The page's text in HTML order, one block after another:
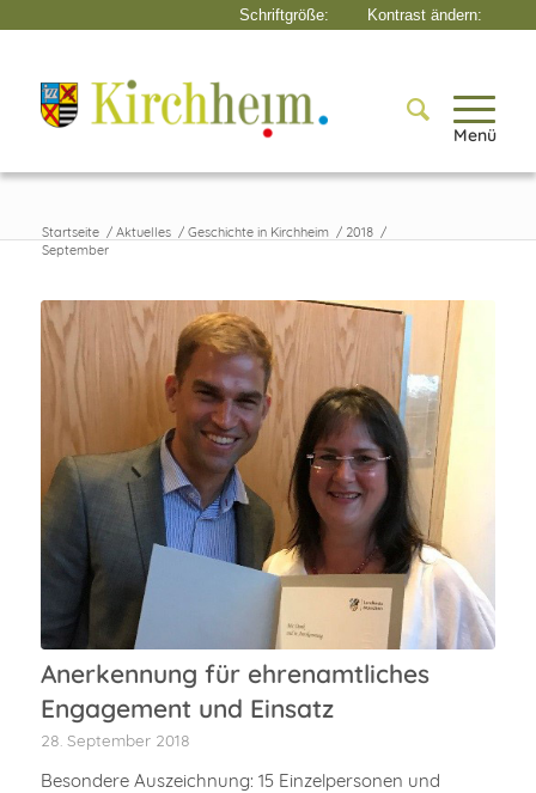
Menü
Startseite / Aktuelles / Geschichte in Kirchheim / 2018 /
September
Anerkennung für ehrenamtliches
Engagement und Einsatz
28. September 2018
Besondere Auszeichnung: 15 Einzelpersonen und